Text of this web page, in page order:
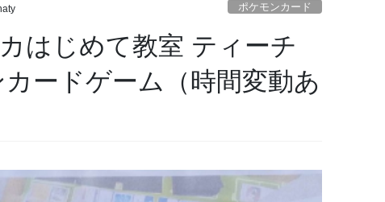
ポケモンカード
はじめて教室 ティーチ
ードゲーム（時間変動あ